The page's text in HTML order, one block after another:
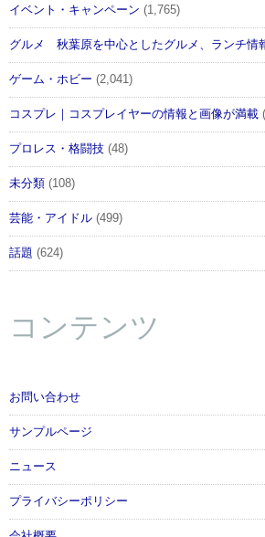
『偽トロキャプチャー』は株式会社ケイティの登録商
名・製品名・システム名などは各社の商標、または登
この記事が気に入ったらフォ
イベント・キャンペーン (1,765)
グルメ 秋葉原を中心としたグルメ、ランチ
ゲーム・ホビー (2,041)
コスプレ｜コスプレイヤーの情報と画像が満載
プロレス・格闘技 (48)
未分類 (108)
芸能・アイドル (499)
話題 (624)
コンテンツ
お問い合わせ
サンプルページ
ニュース
プライバシーポリシー